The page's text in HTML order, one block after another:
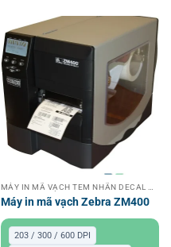
Máy in mã vạch Zebra ZM400
203 / 300 / 600 DPI